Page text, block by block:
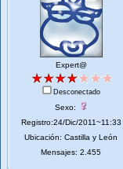
Expert@
Desconectado
Sexo:
Registro:24/Dic/2011~11:33
Ubicación: Castilla y León
Mensajes: 2.455